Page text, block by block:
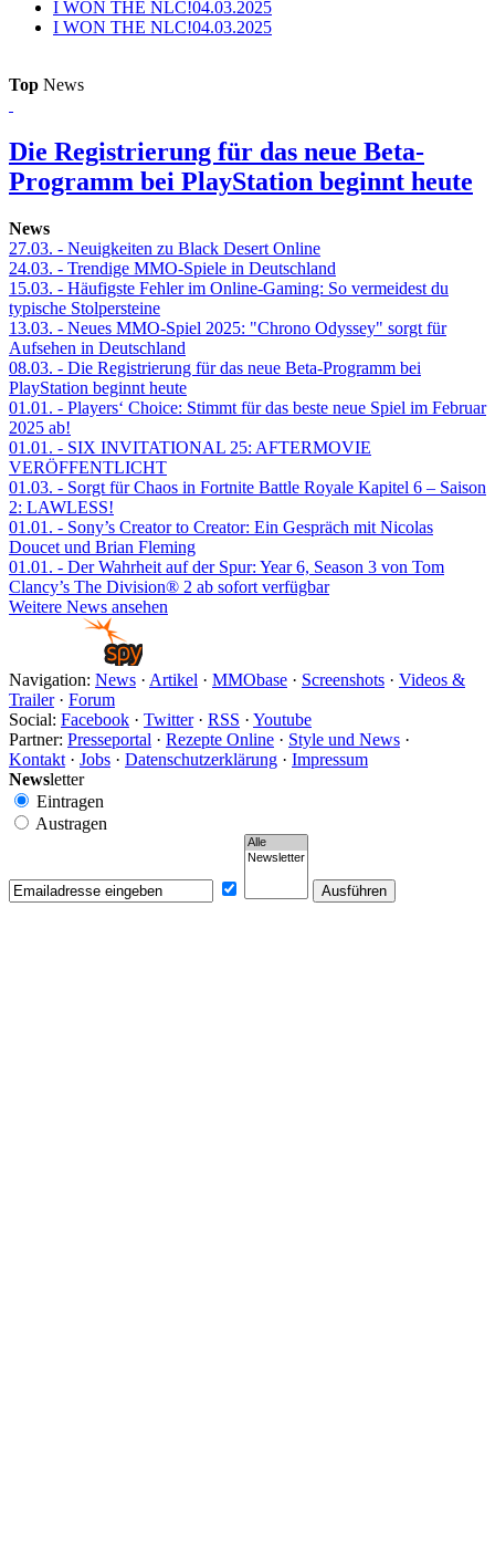
I WON THE NLC!04.03.2025
I WON THE NLC!04.03.2025
Top News
Die Registrierung für das neue Beta-
Programm bei PlayStation beginnt heute
News
27.03. - Neuigkeiten zu Black Desert Online
24.03. - Trendige MMO-Spiele in Deutschland
15.03. - Häufigste Fehler im Online-Gaming: So vermeidest du
typische Stolpersteine
13.03. - Neues MMO-Spiel 2025: "Chrono Odyssey" sorgt für
Aufsehen in Deutschland
08.03. - Die Registrierung für das neue Beta-Programm bei
PlayStation beginnt heute
01.01. - Players‘ Choice: Stimmt für das beste neue Spiel im Februar
2025 ab!
01.01. - SIX INVITATIONAL 25: AFTERMOVIE
VERÖFFENTLICHT
01.03. - Sorgt für Chaos in Fortnite Battle Royale Kapitel 6 – Saison
2: LAWLESS!
01.01. - Sony’s Creator to Creator: Ein Gespräch mit Nicolas
Doucet und Brian Fleming
01.01. - Der Wahrheit auf der Spur: Year 6, Season 3 von Tom
Clancy’s The Division® 2 ab sofort verfügbar
Weitere News ansehen
Navigation: News · Artikel · MMObase · Screenshots · Videos &
Trailer· Forum
Social: Facebook · Twitter· RSS · Youtube
Partner: Presseportal · Rezepte Online · Style und News ·
Kontakt · Jobs · Datenschutzerklärung · Impressum
Newsletter
Eintragen
Austragen